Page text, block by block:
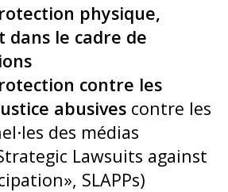
physique,
le cadre de
contre les
abusivescontre les
des médias
Lawsuits against
SLAPPs)